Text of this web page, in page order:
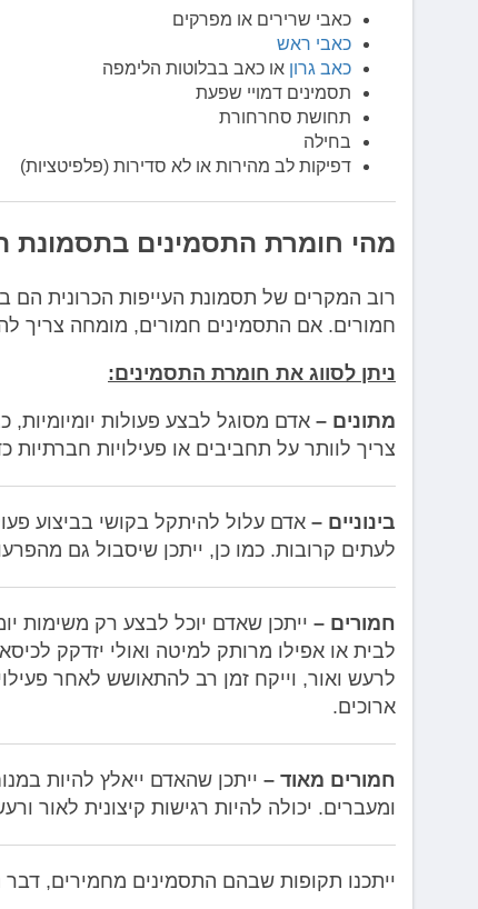
כאבי שרירים או מפרקים
כאבי ראש
כאב גרון או כאב בבלוטות הלימפה
תסמינים דמויי שפעת
תחושת סחרחורת
בחילה
דפיקות לב מהירות או לא סדירות (פלפיטציות)
מהי חומרת התסמינים בתסמונת
רוב המקרים של תסמונת העייפות הכרונית הם
חמורים. אם התסמינים חמורים, מומחה צריך
ניתן לסווג את חומרת התסמינים:
מתונים – אדם מסוגל לבצע פעולות יומיומיות,
צריך לוותר על תחביבים או פעילויות חברתיות
בינוניים – אדם עלול להיתקל בקושי בביצוע
לעתים קרובות. כמו כן, ייתכן שיסבול גם
חמורים – ייתכן שאדם יוכל לבצע רק משימות
לבית או אפילו מרותק למיטה ואולי יזדקק
לרעש ואור, וייקח זמן רב להתאושש לאחר
ארוכים.
חמורים מאוד – ייתכן שהאדם ייאלץ להיות
ומעברים. יכולה להיות רגישות קיצונית לאור
ייתכנו תקופות שבהם התסמינים מחמירים, דבר